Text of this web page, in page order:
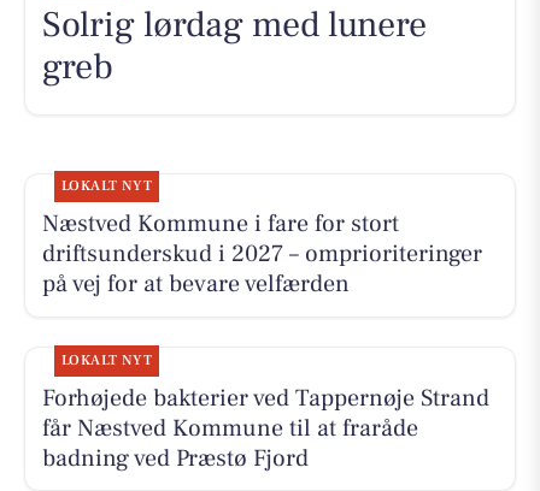
Solrig lørdag med lunere
greb
LOKALT NYT
Næstved Kommune i fare for stort
driftsunderskud i 2027 – omprioriteringer
på vej for at bevare velfærden
LOKALT NYT
Forhøjede bakterier ved Tappernøje Strand
får Næstved Kommune til at fraråde
badning ved Præstø Fjord